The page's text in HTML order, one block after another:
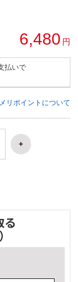
6,480 円
払いで
リポイントについて
る